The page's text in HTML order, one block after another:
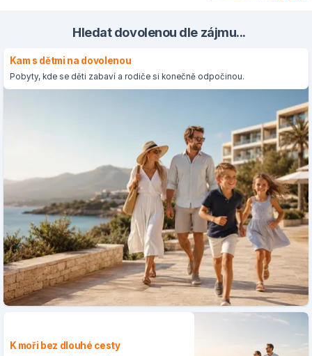
Hledat dovolenou dle zájmu...
Kam s dětmi na dovolenou
Pobyty, kde se děti zabaví a rodiče si konečně odpočinou.
K moři bez dlouhé cesty